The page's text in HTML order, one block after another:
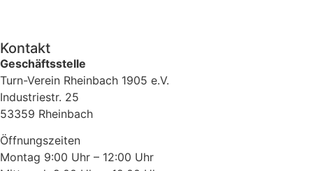
Kontakt
Geschäftsstelle
Turn-Verein Rheinbach 1905 e.V.
Industriestr. 25
53359 Rheinbach
Öffnungszeiten
Montag 9:00 Uhr – 12:00 Uhr